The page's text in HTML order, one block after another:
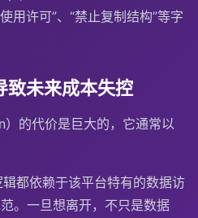
用许可”、“禁止复制结构”等字
致未来成本失控
的代价是巨大的，它通常以
都依赖于该平台特有的数据访
。一旦想离开，不只是数据